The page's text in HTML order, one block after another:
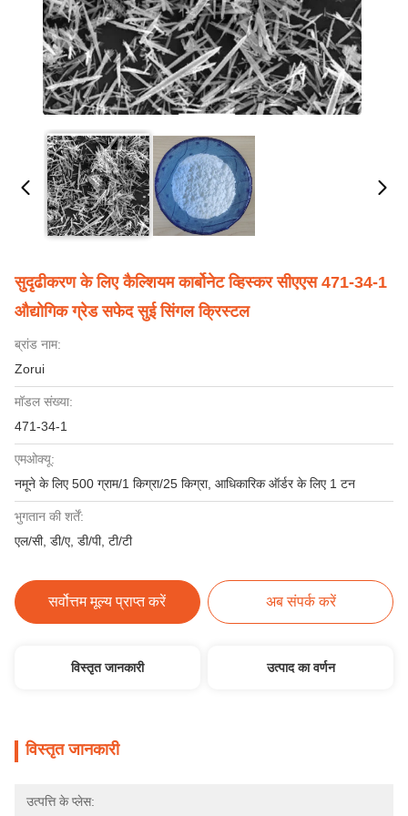
सुदृढीकरण के लिए कैल्शियम कार्बोनेट व्हिस्कर सीएएस 471-34-1
औद्योगिक ग्रेड सफेद सुई सिंगल क्रिस्टल
ब्रांड नाम:
Zorui
मॉडल संख्या:
471-34-1
एमओक्यू:
नमूने के लिए 500 ग्राम/1 किग्रा/25 किग्रा, आधिकारिक ऑर्डर के लिए 1 टन
भुगतान की शर्तें:
एल/सी, डी/ए, डी/पी, टी/टी
सर्वोत्तम मूल्य प्राप्त करें अब संपर्क करें
विस्तृत जानकारी उत्पाद का वर्णन
विस्तृत जानकारी
उत्पत्ति के प्लेस: